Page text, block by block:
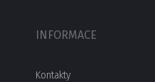
INFORMACE
Kontakty